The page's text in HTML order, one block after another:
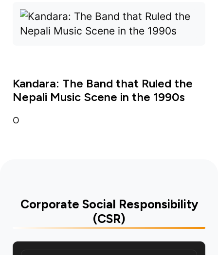
Kandara: The Band that Ruled the
Nepali Music Scene in the 1990s
O
Corporate Social Responsibility
(CSR)